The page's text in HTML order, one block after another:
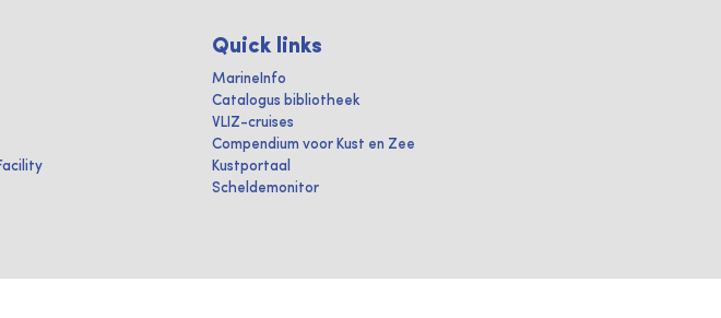
Quick links
MarineInfo
Catalogus bibliotheek
VLIZ-cruises
Compendium voor Kust en Zee
Kustportaal
Scheldemonitor